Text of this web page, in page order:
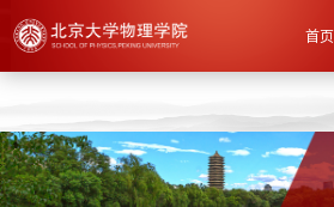
快速导航 首页